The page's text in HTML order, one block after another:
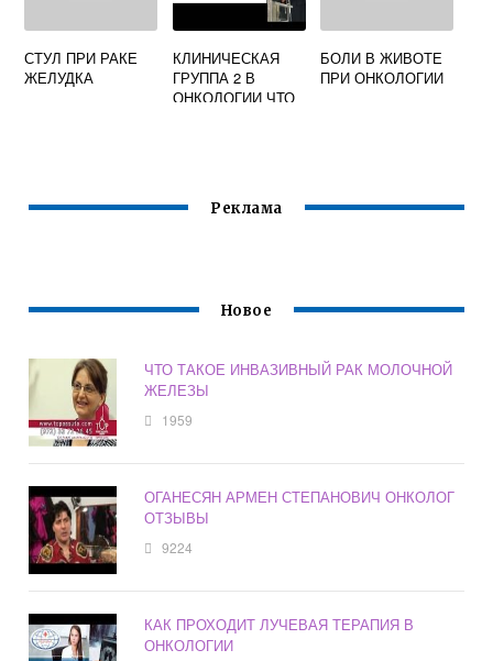
СТУЛ ПРИ РАКЕ
ЖЕЛУДКА
КЛИНИЧЕСКАЯ
ГРУППА 2 В
ОНКОЛОГИИ ЧТО
БОЛИ В ЖИВОТЕ
ПРИ ОНКОЛОГИИ
Реклама
Новое
ЧТО ТАКОЕ ИНВАЗИВНЫЙ РАК МОЛОЧНОЙ
ЖЕЛЕЗЫ
1959
ОГАНЕСЯН АРМЕН СТЕПАНОВИЧ ОНКОЛОГ
ОТЗЫВЫ
9224
КАК ПРОХОДИТ ЛУЧЕВАЯ ТЕРАПИЯ В
ОНКОЛОГИИ